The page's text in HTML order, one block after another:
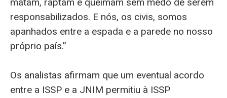
matam, raptam e queimam sem medo de serem
responsabilizados. E nós, os civis, somos
apanhados entre a espada e a parede no nosso
próprio país.”
Os analistas afirmam que um eventual acordo
entre a ISSP e a JNIM permitiu à ISSP